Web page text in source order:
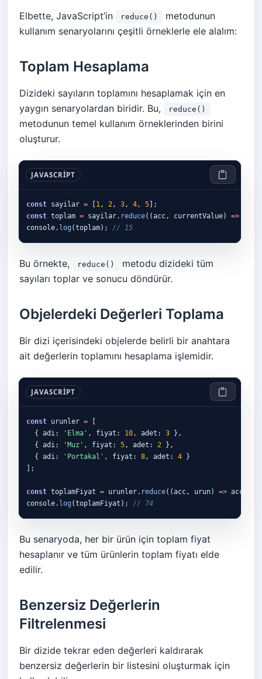
Elbette, JavaScript’in reduce()
metodunun
kullanım senaryolarını çeşitli örneklerle ele alalım:
Toplam Hesaplama
Dizideki sayıların toplamını hesaplamak için en
yaygın senaryolardan biridir. Bu,
reduce()
metodunun temel kullanım örneklerinden birini
oluşturur.
JAVASCRIPT
const sayilar = [1 , 2 , 3 , 4 , 5
const toplam = sayilar. reduce((acc, currentValue) =>
console. log (toplam); // 15
Bu örnekte, reduce()
metodu dizideki tüm
sayıları toplar ve sonucu döndürür.
Objelerdeki Değerleri Toplama
Bir dizi içerisindeki objelerde belirli bir anahtara
ait değerlerin toplamını hesaplama işlemidir.
JAVASCRIPT
const urunler = [
  { adi:
'Elma' , fiyat: 10 , adet: 3 },
  { adi:
'Muz' , fiyat: 5 , adet: 2 },
  { adi:
'Portakal' , fiyat: 8 , adet: 4 }
];
const toplamFiyat = urunler. reduce((acc, urun) => acc
console. log (toplamFiyat); // 74
Bu senaryoda, her bir ürün için toplam fiyat
hesaplanır ve tüm ürünlerin toplam fiyatı elde
edilir.
Benzersiz Değerlerin
Filtrelenmesi
Bir dizide tekrar eden değerleri kaldırarak
benzersiz değerlerin bir listesini oluşturmak için